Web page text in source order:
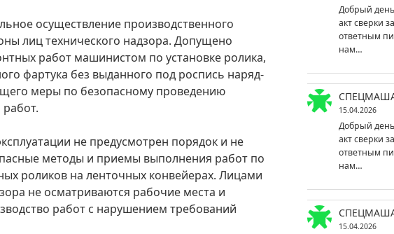
осуществление производственного
лиц технического надзора. Допущено
работ машинистом по установке ролика,
фартука без выданного под роспись наряд-
меры по безопасному проведению
не предусмотрен порядок и не
методы и приемы выполнения работ по
роликов на ленточных конвейерах. Лицами
не осматриваются рабочие места и
работ с нарушением требований
Добрый
акт сверки
ответным
нам…
15.04.2026
Добрый
акт сверки
ответным
нам…
15.04.2026